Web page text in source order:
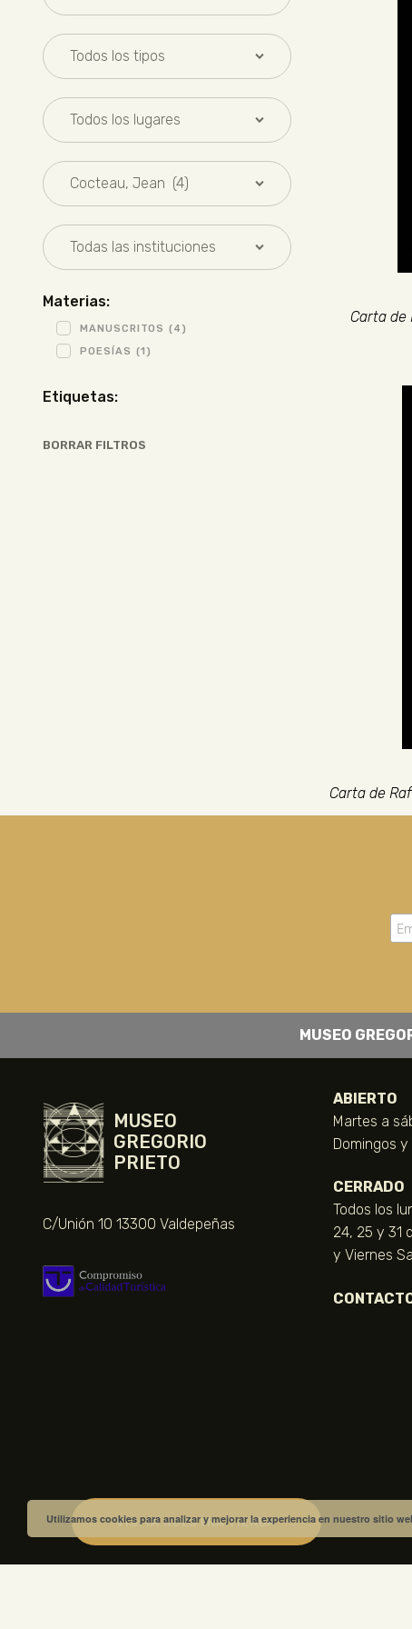
Materias:
MANUSCRITOS (4)
POESÍAS (1)
Etiquetas:
BORRAR FILTROS
Carta de
Carta de
MUSEO
MUSEO
GREGORIO
PRIETO
C/Unión 10 13300 Valdepeñas
ABIERTO
Martes a
Domingos y
CERRADO
Todos los
24, 25 y 31
y Viernes
VISITA NUESTRA TIENDA
Utilizamos cookies para analizar y mejorar la experiencia en nuestro sitio